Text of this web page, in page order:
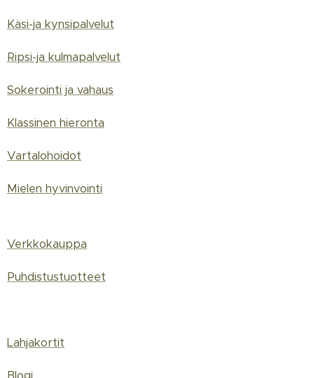
Käsi-ja kynsipalvelut
Ripsi-ja kulmapalvelut
Sokerointi ja vahaus
Klassinen hieronta
Vartalohoidot
Mielen hyvinvointi
Verkkokauppa
Puhdistustuotteet
Lahjakortit